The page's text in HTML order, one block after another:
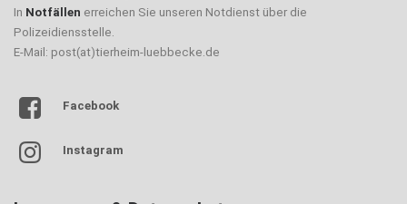
In Notfällen erreichen Sie unseren Notdienst über die
Polizeidiensstelle.
E-Mail: post(at)tierheim-luebbecke.de
Facebook
Instagram